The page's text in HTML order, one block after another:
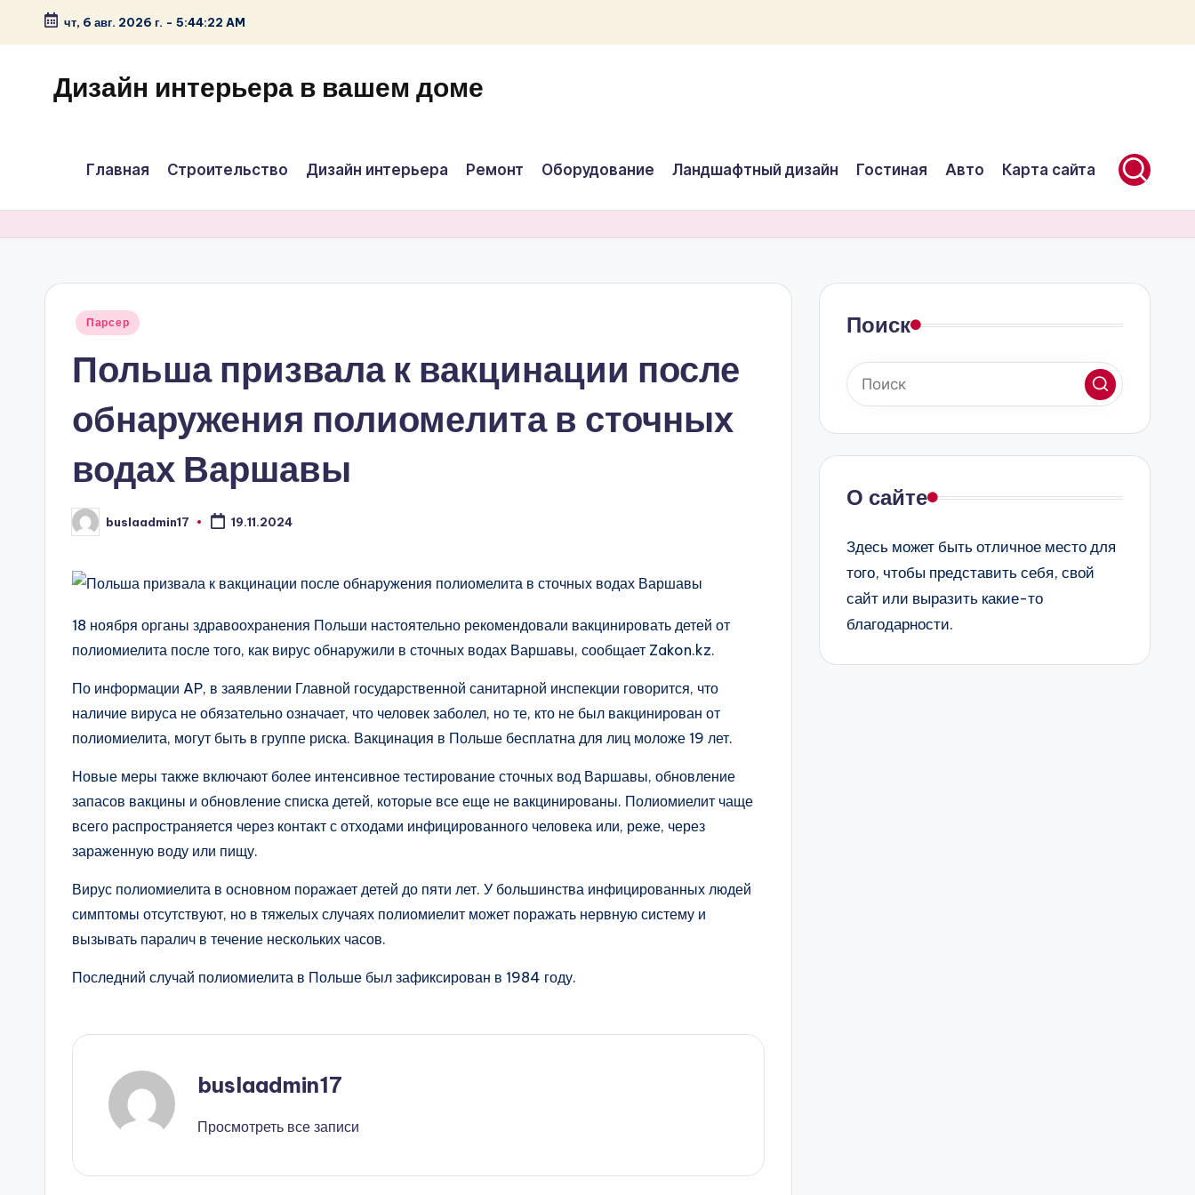
Перейти
содержимому
чт, 6 авг. 2026 г. - 5:44:23 AM
Дизайн интерьера в вашем доме
Главная Строительство Дизайн интерьера Ремонт Оборудование Ландшафтный дизайн Гостиная Авто Карта сайта
Опубликовано
Парсер
Польша призвала к вакцинации после
обнаружения полиомелита в сточных
водах Варшавы
Запись
от
buslaadmin17 19.11.2024
18 ноября органы здравоохранения Польши настоятельно рекомендовали вакцинировать детей от
полиомиелита после того, как вирус обнаружили в сточных водах Варшавы, сообщает Zakon.kz.
По информации AP, в заявлении Главной государственной санитарной инспекции говорится, что
наличие вируса не обязательно означает, что человек заболел, но те, кто не был вакцинирован от
полиомиелита, могут быть в группе риска. Вакцинация в Польше бесплатна для лиц моложе 19 лет.
Новые меры также включают более интенсивное тестирование сточных вод Варшавы, обновление
запасов вакцины и обновление списка детей, которые все еще не вакцинированы. Полиомиелит чаще
всего распространяется через контакт с отходами инфицированного человека или, реже, через
зараженную воду или пищу.
Вирус полиомиелита в основном поражает детей до пяти лет. У большинства инфицированных людей
симптомы отсутствуют, но в тяжелых случаях полиомиелит может поражать нервную систему и
вызывать паралич в течение нескольких часов.
Последний случай полиомиелита в Польше был зафиксирован в 1984 году.
buslaadmin17
Просмотреть все записи
Поиск
О сайте
Здесь может быть отличное место для
того, чтобы представить себя, свой
сайт или выразить какие-то
благодарности.